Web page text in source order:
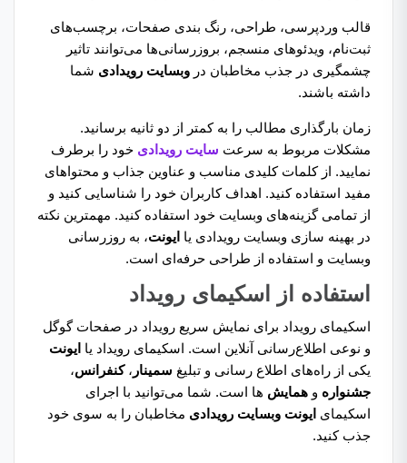
قالب وردپرسی، طراحی، رنگ بندی صفحات، برچسب‌های
ثبت‌نام، ویدئوهای منسجم، بروزرسانی‌ها می‌توانند تاثیر
چشمگیری در جذب مخاطبان در وبسایت رویدادی شما
داشته باشند.
زمان بارگذاری مطالب را به کمتر از دو ثانیه برسانید.
مشکلات مربوط به سرعت سایت رویدادی خود را برطرف
نمایید. از کلمات کلیدی مناسب و عناوین جذاب و محتواهای
مفید استفاده کنید. اهداف کاربران خود را شناسایی کنید و
از تمامی گزینه‌های وبسایت خود استفاده کنید. مهمترین نکته
در بهینه سازی وبسایت رویدادی یا ایونت، به روزرسانی
وبسایت و استفاده از طراحی حرفه‌ای است.
استفاده از اسکیمای رویداد
اسکیمای رویداد برای نمایش سریع رویداد در صفحات گوگل
و نوعی اطلاع‌رسانی آنلاین است. اسکیمای رویداد یا ایونت
یکی از راه‌های اطلاع رسانی و تبلیغ سمینار ،کنفرانس،
جشنواره و همایش‌ ها است. شما می‌توانید با اجرای
اسکیمای ایونت وبسایت رویدادی مخاطبان را به سوی خود
جذب کنید.